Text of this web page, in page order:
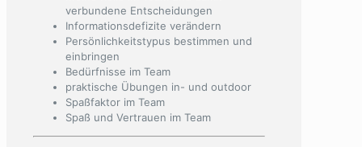
verbundene Entscheidungen
Informationsdefizite verändern
Persönlichkeitstypus bestimmen und
einbringen
Bedürfnisse im Team
praktische Übungen in- und outdoor
Spaßfaktor im Team
Spaß und Vertrauen im Team